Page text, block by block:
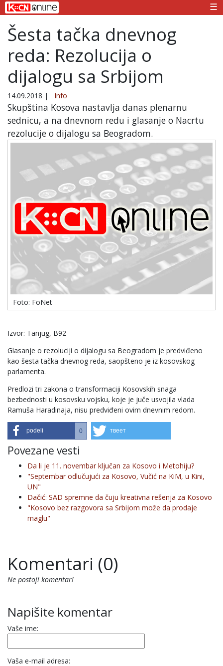
☰
Šesta tačka dnevnog
reda: Rezolucija o
dijalogu sa Srbijom
14.09.2018 | Info
Skupština Kosova nastavlja danas plenarnu
sednicu, a na dnevnom redu i glasanje o Nacrtu
rezolucije o dijalogu sa Beogradom.
Foto: FoNet
Izvor: Tanjug, B92
Glasanje o rezoluciji o dijalogu sa Beogradom je predviđeno
kao šesta tačka dnevnog reda, saopšteno je iz kosovskog
parlamenta.
Predlozi tri zakona o transformaciji Kosovskih snaga
bezbednosti u kosovsku vojsku, koje je juče usvojila vlada
Ramuša Haradinaja, nisu predviđeni ovim dnevnim redom.
podeli 0 твеет
Povezane vesti
Da li je 11. novembar ključan za Kosovo i Metohiju?
"Septembar odlučujući za Kosovo, Vučić na KiM, u Kini,
UN"
Dačić: SAD spremne da čuju kreativna rešenja za Kosovo
"Kosovo bez razgovora sa Srbijom može da prodaje
maglu"
Komentari (0)
Ne postoji komentar!
Napišite komentar
Vaše ime:
Vaša e-mail adresa: